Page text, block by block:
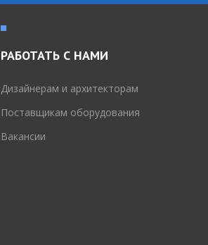
РАБОТАТЬ С НАМИ
Дизайнерам и архитекторам
Поставщикам оборудования
Вакансии